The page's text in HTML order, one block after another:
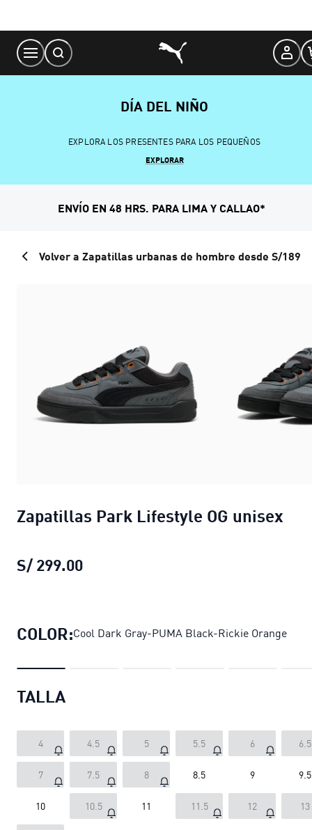
Content
DÍA DEL NIÑO
EXPLORA LOS PRESENTES PARA LOS PEQUEÑOS
EXPLORAR
ENVÍO EN 48 HRS. PARA LIMA Y CALLAO*
Volver a Zapatillas urbanas de hombre desde S/189
Zapatillas Park Lifestyle OG unisex
S/ 299.00
COLOR:Cool Dark Gray-PUMA Black-Rickie Orange
TALLA
4 4.5 5 5.5 6 6.5
7 7.5 8 8.5 9 9.5
10 10.5 11 11.5 12 13